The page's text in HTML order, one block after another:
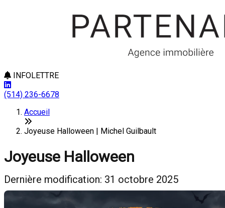
INFOLETTRE
(514) 236-6678
Accueil
Joyeuse Halloween | Michel Guilbault
Joyeuse Halloween
Dernière modification: 31 octobre 2025